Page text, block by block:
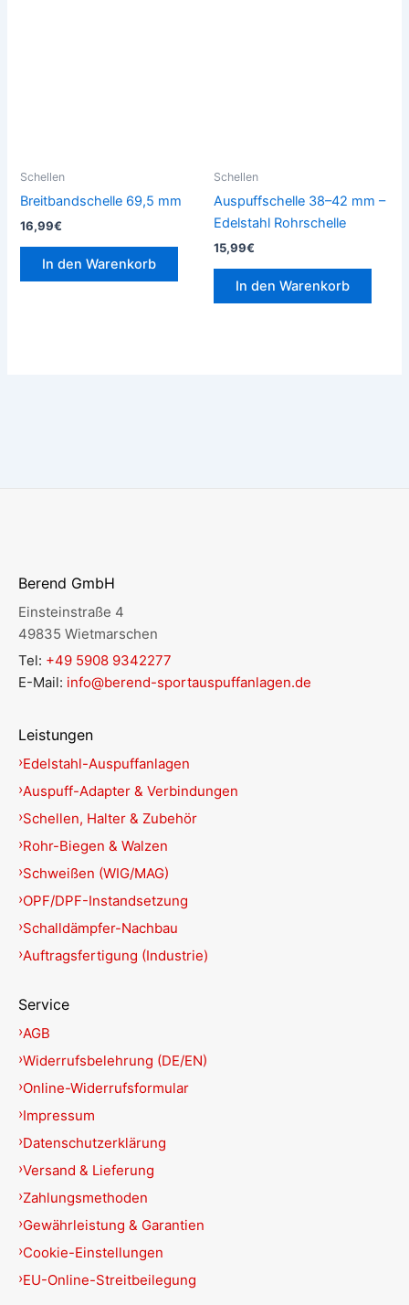
Schellen
Breitbandschelle 69,5 mm
16,99€
In den Warenkorb
Schellen
Auspuffschelle 38–42 mm –
Edelstahl Rohrschelle
15,99€
In den Warenkorb
Berend GmbH
Einsteinstraße 4
49835 Wietmarschen
Tel: +49 5908 9342277
E-Mail: info@berend-sportauspuffanlagen.de
Leistungen
Edelstahl-Auspuffanlagen
Auspuff-Adapter & Verbindungen
Schellen, Halter & Zubehör
Rohr-Biegen & Walzen
Schweißen (WIG/MAG)
OPF/DPF-Instandsetzung
Schalldämpfer-Nachbau
Auftragsfertigung (Industrie)
Service
AGB
Widerrufsbelehrung (DE/EN)
Online-Widerrufsformular
Impressum
Datenschutzerklärung
Versand & Lieferung
Zahlungsmethoden
Gewährleistung & Garantien
Cookie-Einstellungen
EU-Online-Streitbeilegung